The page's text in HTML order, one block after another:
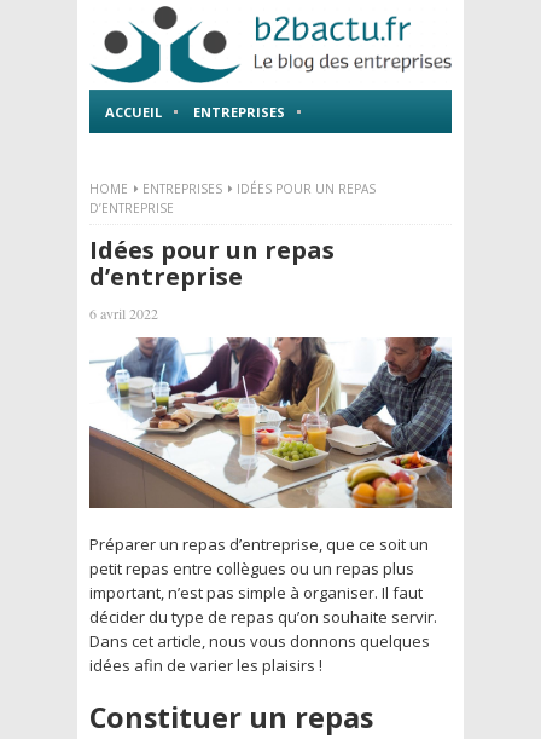
ACCUEIL ENTREPRISES
HOME ENTREPRISES
IDÉES POUR UN REPAS
D’ENTREPRISE
Idées pour un repas
d’entreprise
6 avril 2022
Préparer un repas d’entreprise, que ce soit un
petit repas entre collègues ou un repas plus
important, n’est pas simple à organiser. Il faut
décider du type de repas qu’on souhaite servir.
Dans cet article, nous vous donnons quelques
idées afin de varier les plaisirs !
Constituer un repas